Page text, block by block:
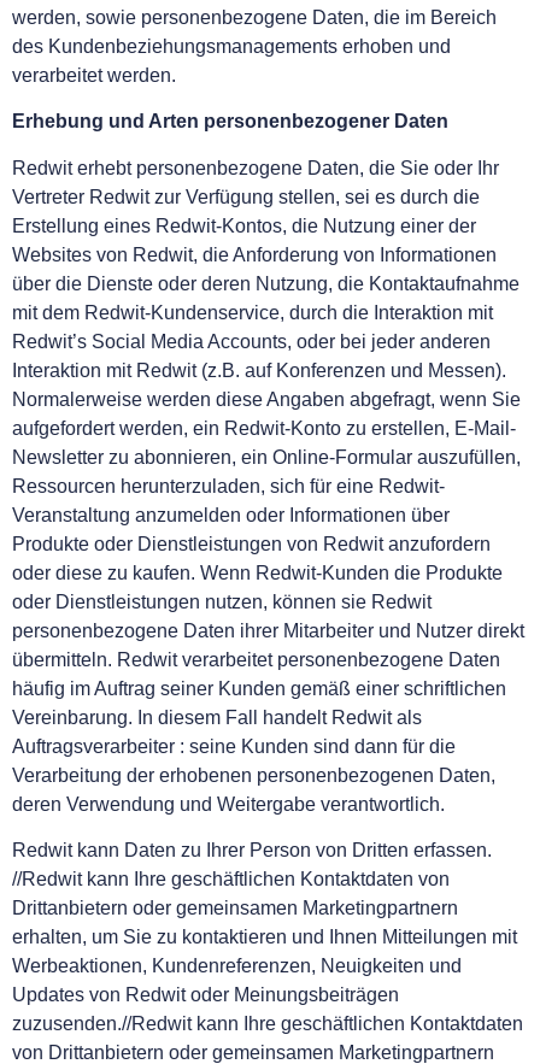
werden, sowie personenbezogene Daten, die im Bereich
des Kundenbeziehungsmanagements erhoben und
verarbeitet werden.
Erhebung und Arten personenbezogener Daten
Redwit erhebt personenbezogene Daten, die Sie oder Ihr
Vertreter Redwit zur Verfügung stellen, sei es durch die
Erstellung eines Redwit-Kontos, die Nutzung einer der
Websites von Redwit, die Anforderung von Informationen
über die Dienste oder deren Nutzung, die Kontaktaufnahme
mit dem Redwit-Kundenservice, durch die Interaktion mit
Redwit’s Social Media Accounts, oder bei jeder anderen
Interaktion mit Redwit (z.B. auf Konferenzen und Messen).
Normalerweise werden diese Angaben abgefragt, wenn Sie
aufgefordert werden, ein Redwit-Konto zu erstellen, E-Mail-
Newsletter zu abonnieren, ein Online-Formular auszufüllen,
Ressourcen herunterzuladen, sich für eine Redwit-
Veranstaltung anzumelden oder Informationen über
Produkte oder Dienstleistungen von Redwit anzufordern
oder diese zu kaufen. Wenn Redwit-Kunden die Produkte
oder Dienstleistungen nutzen, können sie Redwit
personenbezogene Daten ihrer Mitarbeiter und Nutzer direkt
übermitteln. Redwit verarbeitet personenbezogene Daten
häufig im Auftrag seiner Kunden gemäß einer schriftlichen
Vereinbarung. In diesem Fall handelt Redwit als
Auftragsverarbeiter : seine Kunden sind dann für die
Verarbeitung der erhobenen personenbezogenen Daten,
deren Verwendung und Weitergabe verantwortlich.
Redwit kann Daten zu Ihrer Person von Dritten erfassen.
//Redwit kann Ihre geschäftlichen Kontaktdaten von
Drittanbietern oder gemeinsamen Marketingpartnern
erhalten, um Sie zu kontaktieren und Ihnen Mitteilungen mit
Werbeaktionen, Kundenreferenzen, Neuigkeiten und
Updates von Redwit oder Meinungsbeiträgen
zuzusenden.//Redwit kann Ihre geschäftlichen Kontaktdaten
von Drittanbietern oder gemeinsamen Marketingpartnern